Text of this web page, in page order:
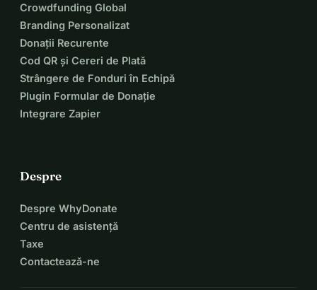
Crowdfunding Global
Branding Personalizat
Donații Recurente
Cod QR și Cereri de Plată
Strângere de Fonduri în Echipă
Plugin Formular de Donație
Integrare Zapier
Despre
Despre WhyDonate
Centru de asistență
Taxe
Contactează-ne